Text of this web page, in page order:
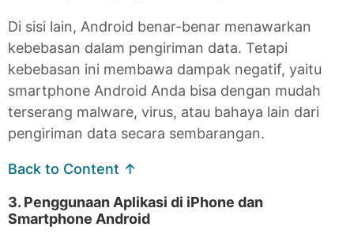
Di sisi lain, Android benar-benar menawarkan
kebebasan dalam pengiriman data. Tetapi
kebebasan ini membawa dampak negatif, yaitu
smartphone Android Anda bisa dengan mudah
terserang malware, virus, atau bahaya lain dari
pengiriman data secara sembarangan.
Back to Content ↑
3. Penggunaan Aplikasi di iPhone dan
Smartphone Android